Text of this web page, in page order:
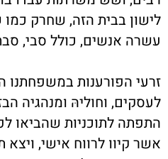
לישון בבית הזה, שחרק כמו
עשרה אנשים, כולל סבי,
זרעי הפורענות במשפחתנו
לעסקים, וחוליהּ ומנהגיה
התפתה לתוכניות שהביאו
אשר קיוו לרווח אישי,